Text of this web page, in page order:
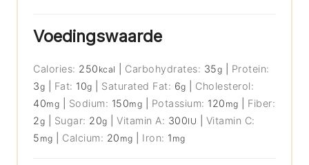
Voedingswaarde
Calories: 250 kcal Carbohydrates: 35g
Protein:
3g Fat: 10g Saturated Fat: 6g
Cholesterol:
40mg Sodium: 150mg Potassium: 120 mg
Fiber:
2g Sugar: 20g |Vitamin A: 300IU
Vitamin C:
5 mg Calcium: 20 mg Iron: 1 mg